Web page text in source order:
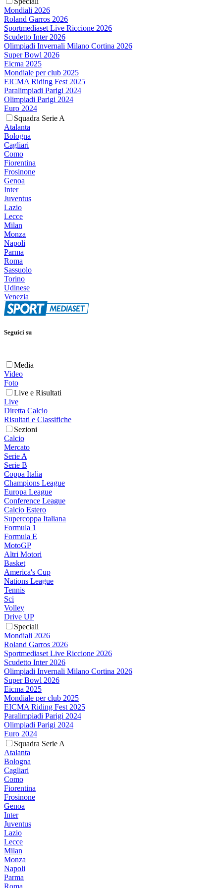
Mondiali 2026
Roland Garros 2026
Sportmediaset Live Riccione 2026
Scudetto Inter 2026
Olimpiadi Invernali Milano Cortina 2026
Super Bowl 2026
Eicma 2025
Mondiale per club 2025
EICMA Riding Fest 2025
Paralimpiadi Parigi 2024
Olimpiadi Parigi 2024
Euro 2024
Squadra Serie A
Atalanta
Bologna
Cagliari
Como
Fiorentina
Frosinone
Genoa
Inter
Juventus
Lazio
Lecce
Milan
Monza
Napoli
Parma
Roma
Sassuolo
Torino
Udinese
Venezia
Seguici su
Media
Video
Foto
Live e Risultati
Live
Diretta Calcio
Risultati e Classifiche
Sezioni
Calcio
Mercato
Serie A
Serie B
Coppa Italia
Champions League
Europa League
Conference League
Calcio Estero
Supercoppa Italiana
Formula 1
Formula E
MotoGP
Altri Motori
Basket
America's Cup
Nations League
Tennis
Sci
Volley
Drive UP
Speciali
Mondiali 2026
Roland Garros 2026
Sportmediaset Live Riccione 2026
Scudetto Inter 2026
Olimpiadi Invernali Milano Cortina 2026
Super Bowl 2026
Eicma 2025
Mondiale per club 2025
EICMA Riding Fest 2025
Paralimpiadi Parigi 2024
Olimpiadi Parigi 2024
Euro 2024
Squadra Serie A
Atalanta
Bologna
Cagliari
Como
Fiorentina
Frosinone
Genoa
Inter
Juventus
Lazio
Lecce
Milan
Monza
Napoli
Parma
Roma